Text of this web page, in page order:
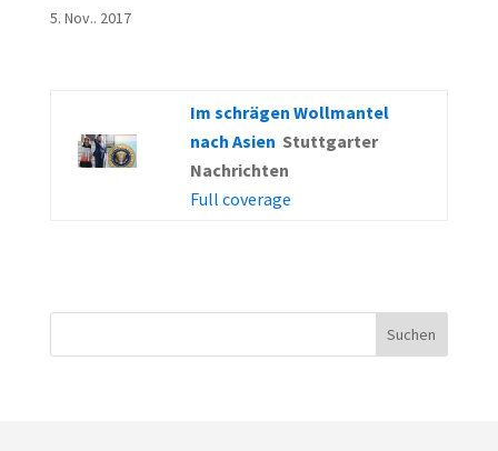
5. Nov.. 2017
Im schrägen Wollmantel
nach Asien Stuttgarter
Nachrichten
Full coverage
Suchen